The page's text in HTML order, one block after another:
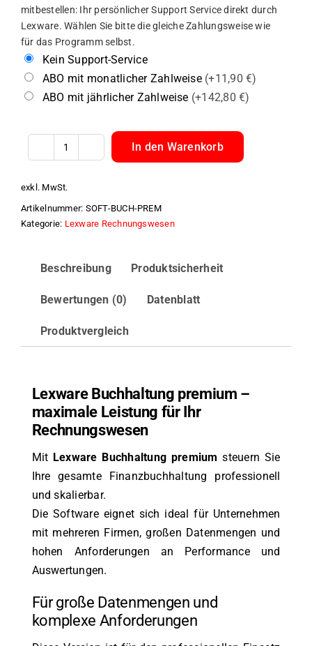
mitbestellen: Ihr persönlicher Support Service direkt durch
Lexware. Wählen Sie bitte die gleiche Zahlungsweise wie
für das Programm selbst.
Kein Support-Service
ABO mit monatlicher Zahlweise (+11,90 €)
ABO mit jährlicher Zahlweise (+142,80 €)
Lexware
premium
Menge
In den Warenkorb
exkl. MwSt.
Artikelnummer: SOFT-BUCH-PREM
Kategorie: Lexware Rechnungswesen
Beschreibung Produktsicherheit
Bewertungen (0) Datenblatt
Produktvergleich
Lexware Buchhaltung premium –
maximale Leistung für Ihr
Rechnungswesen
Mit Lexware Buchhaltung premium steuern Sie
Ihre gesamte Finanzbuchhaltung professionell
und skalierbar.
Die Software eignet sich ideal für Unternehmen
mit mehreren Firmen, großen Datenmengen und
hohen Anforderungen an Performance und
Auswertungen.
Für große Datenmengen und
komplexe Anforderungen